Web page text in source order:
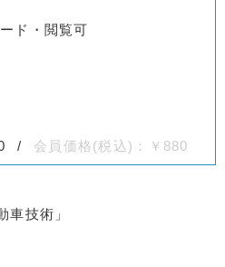
ド・閲覧可
会員価格(税込)：￥880
車技術」